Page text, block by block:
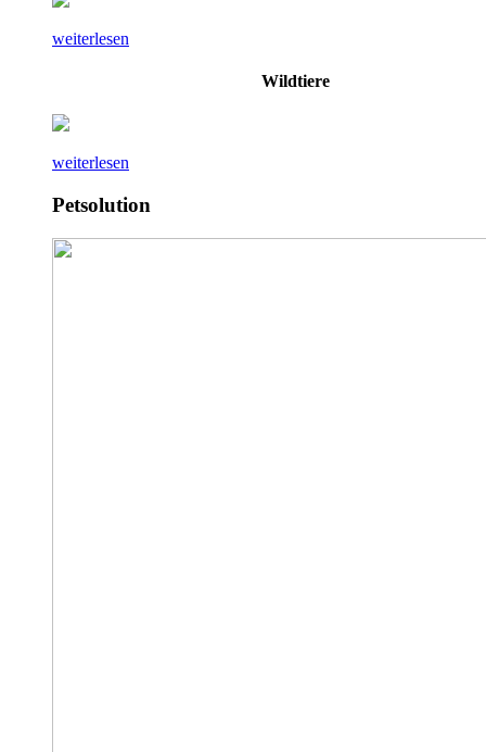
weiterlesen
Wildtiere
weiterlesen
Petsolution